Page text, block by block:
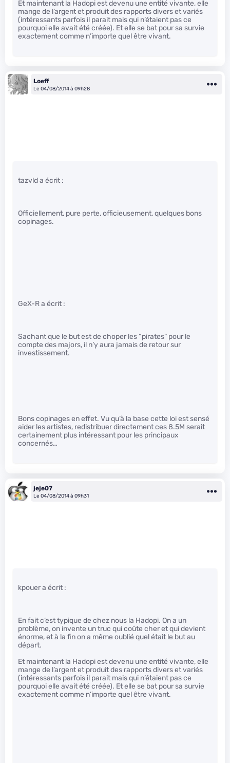
Et maintenant la Hadopi est devenu une entité vivante, elle
mange de l’argent et produit des rapports divers et variés
(intéressants parfois il parait mais qui n’étaient pas ce
pourquoi elle avait été créée). Et elle se bat pour sa survie
exactement comme n’importe quel être vivant.
Loeff
Le 04/08/2014 à 09h28
tazvld a écrit :
Officiellement, pure perte, officieusement, quelques bons
copinages.
GeX-R a écrit :
Sachant que le but est de choper les “pirates” pour le
compte des majors, il n’y aura jamais de retour sur
investissement.
Bons copinages en effet. Vu qu’à la base cette loi est sensé
aider les artistes, redistribuer directement ces 8.5M serait
certainement plus intéressant pour les principaux
concernés…
jeje07
Le 04/08/2014 à 09h31
kpouer a écrit :
En fait c’est typique de chez nous la Hadopi. On a un
problème, on invente un truc qui coûte cher et qui devient
énorme, et à la fin on a même oublié quel était le but au
départ.
Et maintenant la Hadopi est devenu une entité vivante, elle
mange de l’argent et produit des rapports divers et variés
(intéressants parfois il parait mais qui n’étaient pas ce
pourquoi elle avait été créée). Et elle se bat pour sa survie
exactement comme n’importe quel être vivant.